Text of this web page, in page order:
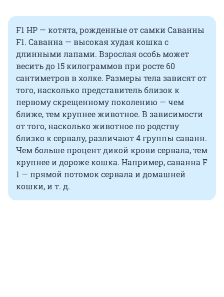
F1 HP — котята, рожденные от самки Саванны
F1. Саванна — высокая худая кошка с
длинными лапами. Взрослая особь может
весить до 15 килограммов при росте 60
сантиметров в холке. Размеры тела зависят от
того, насколько представитель близок к
первому скрещенному поколению — чем
ближе, тем крупнее животное. В зависимости
от того, насколько животное по родству
близко к сервалу, различают 4 группы саванн.
Чем больше процент дикой крови сервала, тем
крупнее и дороже кошка. Например, саванна F
1 — прямой потомок сервала и домашней
кошки, и т. д.